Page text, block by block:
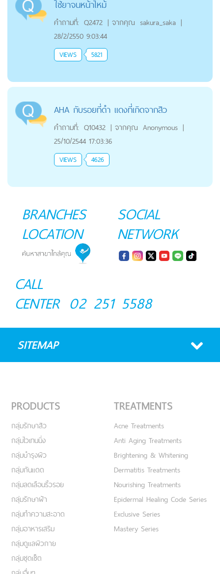
ใช้ยาจนหน้าไหม้
คำถามที่: Q2472 | จากคุณ sakura_saka |
28/2/2550 9:03:44
VIEWS 5821
AHA กับรอยที่ดำ แดงที่เกิดจากสิว
คำถามที่: Q10432 | จากคุณ Anonymous |
25/10/2544 17:03:36
VIEWS 4626
BRANCHES
LOCATION
SOCIAL
NETWORK
CALL
CENTER 02 251 5588
SITEMAP
PRODUCTS
กลุ่มรักษาสิว
กลุ่มไวเทนนิ่ง
กลุ่มบำรุงผิว
กลุ่มกันแดด
กลุ่มลดเลือนริ้วรอย
กลุ่มรักษาฝ้า
กลุ่มทำความสะอาด
กลุ่มอาหารเสริม
กลุ่มดูแลผิวกาย
กลุ่มชุดเซ็ต
TREATMENTS
Acne Treatments
Anti Aging Treatments
Brightening & Whitening
Dermatitis Treatments
Nourishing Treatments
Epidermal Healing Code Series
Exclusive Series
Mastery Series